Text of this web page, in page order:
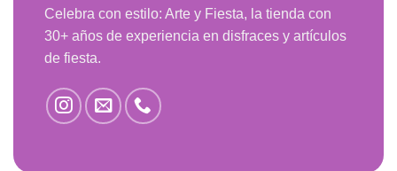
Celebra con estilo: Arte y Fiesta, la tienda con
30+ años de experiencia en disfraces y artículos
de fiesta.